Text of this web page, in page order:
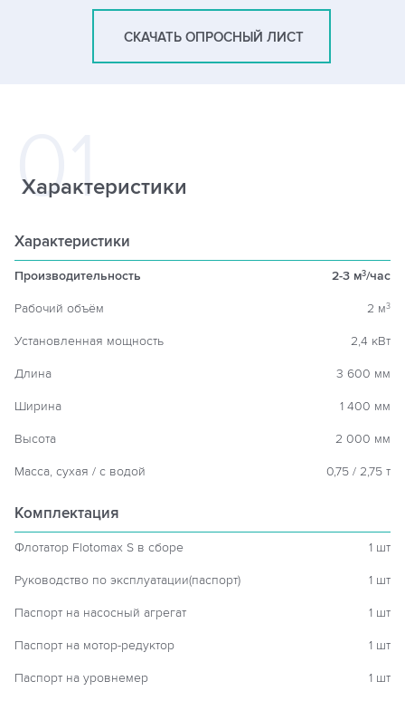
СКАЧАТЬ ОПРОСНЫЙ ЛИСТ
Характеристики
Характеристики
Производительность 2-3 м3/час
Рабочий объём 2 м3
Установленная мощность 2,4 кВт
Длина 3 600 мм
Ширина 1 400 мм
Высота 2 000 мм
Масса, сухая / с водой 0,75 / 2,75 т
Комплектация
Флотатор Flotomax S в сборе 1 шт
Руководство по эксплуатации(паспорт) 1 шт
Паспорт на насосный агрегат 1 шт
Паспорт на мотор-редуктор 1 шт
Паспорт на уровнемер 1 шт